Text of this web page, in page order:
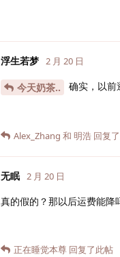
浮生若梦 2 月 20 日
今天奶茶.. 确实，以前
Alex_Zhang 和 明浩 回复
无眠 2 月 20 日
真的假的？那以后运费能降
正在睡觉本尊 回复了此帖